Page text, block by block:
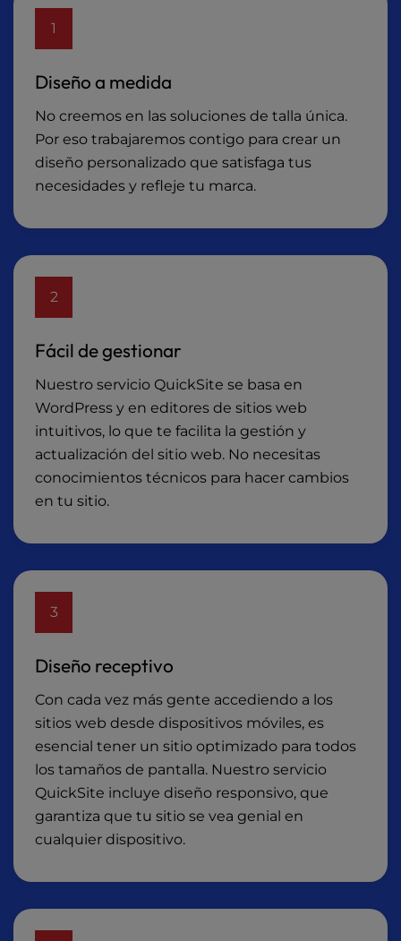
1
Diseño a medida
No creemos en las soluciones de talla única.
Por eso trabajaremos contigo para crear un
diseño personalizado que satisfaga tus
necesidades y refleje tu marca.
2
Fácil de gestionar
Nuestro servicio QuickSite se basa en
WordPress y en editores de sitios web
intuitivos, lo que te facilita la gestión y
actualización del sitio web. No necesitas
conocimientos técnicos para hacer cambios
en tu sitio.
3
Diseño receptivo
Con cada vez más gente accediendo a los
sitios web desde dispositivos móviles, es
esencial tener un sitio optimizado para todos
los tamaños de pantalla. Nuestro servicio
QuickSite incluye diseño responsivo, que
garantiza que tu sitio se vea genial en
cualquier dispositivo.